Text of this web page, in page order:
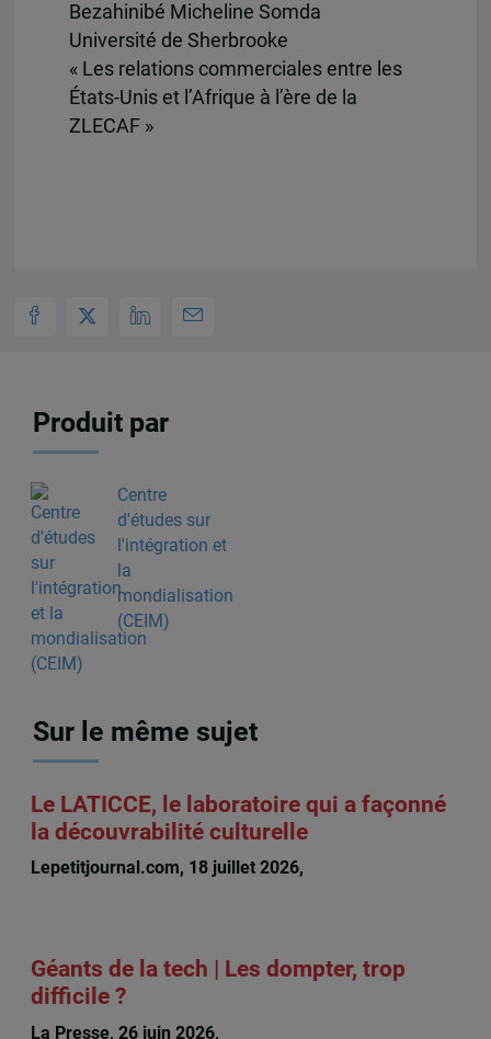
Bezahinibé Micheline Somda
Université de Sherbrooke
« Les relations commerciales entre les
États-Unis et l’Afrique à l’ère de la
ZLECAF »
Produit par
Centre
d'études sur
l'intégration et
la
mondialisation
(CEIM)
Sur le même sujet
Le LATICCE, le laboratoire qui a façonné
la découvrabilité culturelle
Lepetitjournal.com, 18 juillet 2026,
Géants de la tech | Les dompter, trop
difficile ?
La Presse, 26 juin 2026,